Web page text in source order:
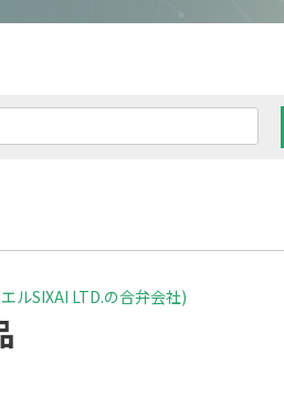
化検知 # 問合せ応答 # 学力診断
場所の特定 # 老朽化検知
# 類似商品画像検知
ルSIXAI LTD.の合弁会社)